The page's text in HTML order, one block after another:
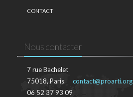
CONTACT
Nous contacter
7 rue Bachelet
75018, Paris
06 52 37 93 09
contact@proarti.org